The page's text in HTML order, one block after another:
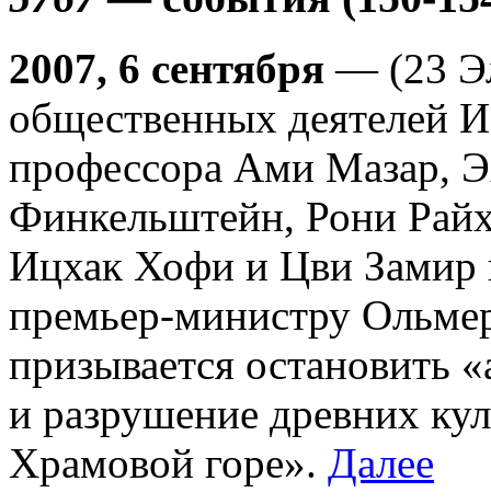
2007, 6 сентября — (23
общественных деятелей
профессора Ами Мазар,
Финкельштейн, Рони
Ицхак Хофи и Цви Замир
премьер-министру
призывается остановить
и разрушение древних
Храмовой горе». Далее